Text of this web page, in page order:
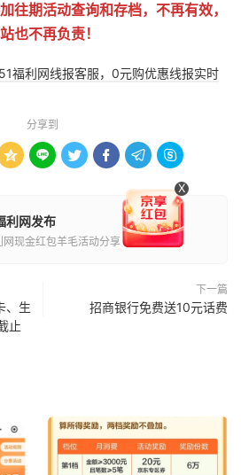
往期活动查询和存档，不再有效，
也不再负责！
福利网线报客服，0元购优惠线报实时
分享到
     
利网发布
网现金红包羊毛活动分享
、生
止
下一篇
招商银行免费送10元话费
X